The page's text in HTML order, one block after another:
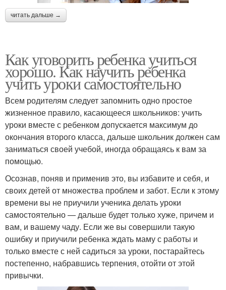
читать дальше →
Как уговорить ребенка учиться
хорошо. Как научить ребенка
учить уроки самостоятельно
Всем родителям следует запомнить одно простое
жизненное правило, касающееся школьников: учить
уроки вместе с ребенком допускается максимум до
окончания второго класса, дальше школьник должен сам
заниматься своей учебой, иногда обращаясь к вам за
помощью.
Осознав, поняв и применив это, вы избавите и себя, и
своих детей от множества проблем и забот. Если к этому
времени вы не приучили ученика делать уроки
самостоятельно — дальше будет только хуже, причем и
вам, и вашему чаду. Если же вы совершили такую
ошибку и приучили ребенка ждать маму с работы и
только вместе с ней садиться за уроки, постарайтесь
постепенно, набравшись терпения, отойти от этой
привычки.